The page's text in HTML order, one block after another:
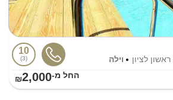
ראשון לציון וילה
10
3
החל מ-₪2,000